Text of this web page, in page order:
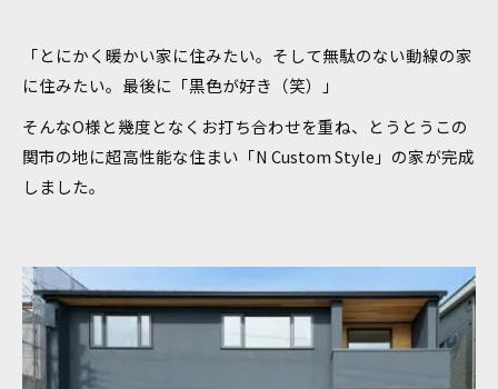
「とにかく暖かい家に住みたい。そして無駄のない動線の家
に住みたい。最後に「黒色が好き（笑）」
そんなO様と幾度となくお打ち合わせを重ね、とうとうこの
関市の地に超高性能な住まい「N Custom Style」の家が完成
しました。